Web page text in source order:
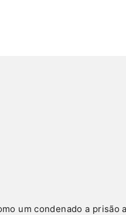
um condenado a